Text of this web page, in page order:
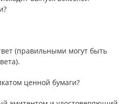
(правильными могут быть
ценной бумаги?